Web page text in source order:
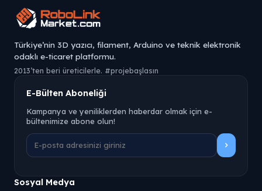
Türkiye’nin 3D yazıcı, filament, Arduino ve teknik elektronik
odaklı e-ticaret platformu.
2013’ten beri üreticilerle. #projebaşlasın
E-Bülten Aboneliği
Kampanya ve yeniliklerden haberdar olmak için e-
bültenimize abone olun!
Sosyal Medya